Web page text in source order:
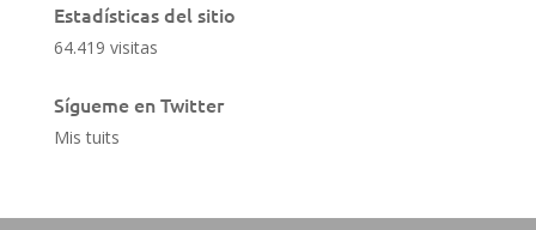
Estadísticas del sitio
64.419 visitas
Sígueme en Twitter
Mis tuits